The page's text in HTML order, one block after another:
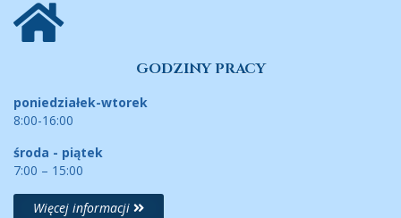
GODZINY PRACY
poniedziałek-wtorek
8:00-16:00
środa - piątek
7:00 – 15:00
Więcej informacji